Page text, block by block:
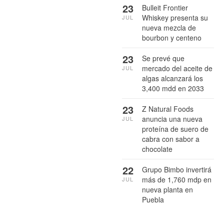
Bulleit Frontier
Whiskey presenta su
nueva mezcla de
bourbon y centeno
23
JUL
Se prevé que
mercado del aceite de
algas alcanzará los
3,400 mdd en 2033
23
JUL
Z Natural Foods
anuncia una nueva
proteína de suero de
cabra con sabor a
chocolate
23
JUL
Grupo Bimbo invertirá
más de 1,760 mdp en
nueva planta en
Puebla
22
JUL